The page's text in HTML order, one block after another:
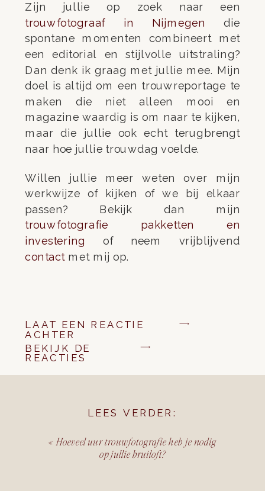
BEKIJK DE
REACTIES
LAAT EEN REACTIE
ACHTER
Zijn jullie op zoek naar een
trouwfotograaf in Nijmegen die
spontane momenten combineert met
een editorial en stijlvolle uitstraling?
Dan denk ik graag met jullie mee. Mijn
doel is altijd om een trouwreportage te
maken die niet alleen mooi en
magazine waardig is om naar te kijken,
maar die jullie ook echt terugbrengt
naar hoe jullie trouwdag voelde.
Willen jullie meer weten over mijn
werkwijze of kijken of we bij elkaar
passen? Bekijk dan mijn
trouwfotografie pakketten en
investering of neem vrijblijvend
contactmet mij op.
«Hoeveel uur trouwfotografie heb je nodig
op jullie bruiloft?
LEES VERDER: